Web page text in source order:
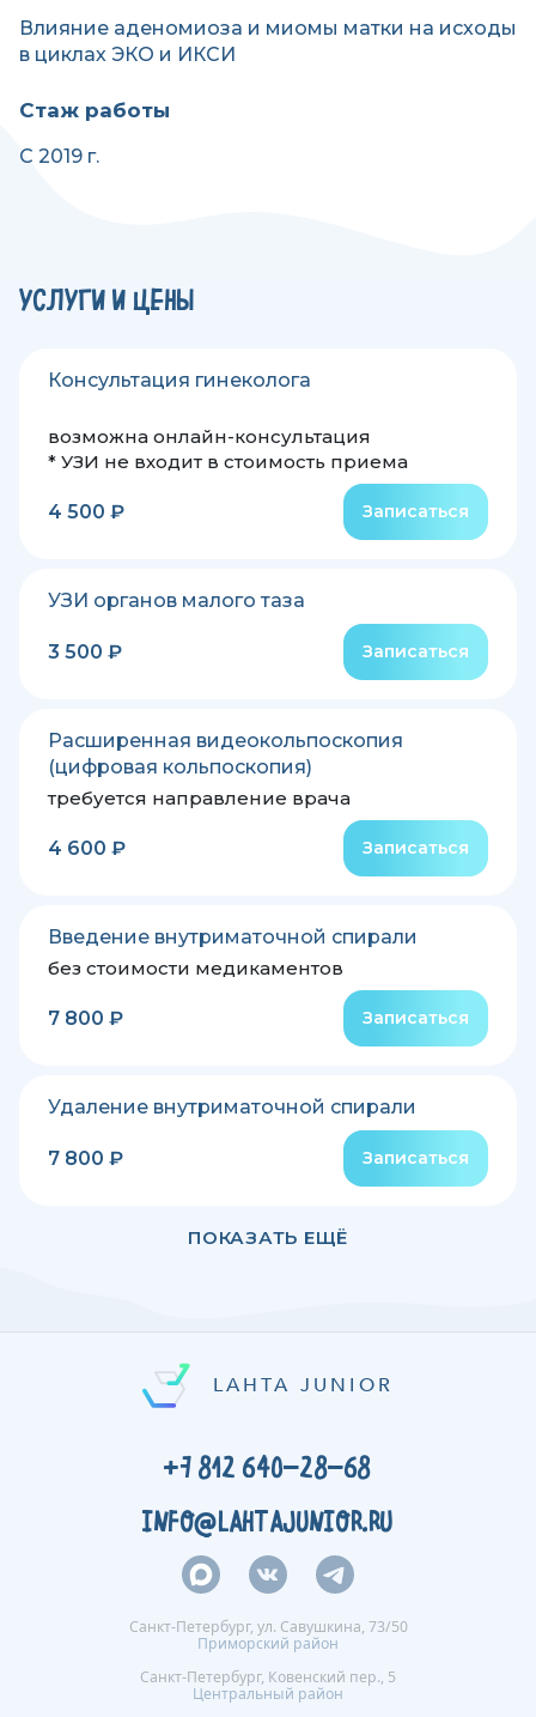
Влияние аденомиоза и миомы матки на исходы
в циклах ЭКО и ИКСИ
Стаж работы
С 2019 г.
УСЛУГИ И ЦЕНЫ
Консультация гинеколога
возможна онлайн-консультация
* УЗИ не входит в стоимость приема
4 500 ₽ Записаться
УЗИ органов малого таза
3 500 ₽ Записаться
Расширенная видеокольпоскопия
(цифровая кольпоскопия)
требуется направление врача
4 600 ₽ Записаться
Введение внутриматочной спирали
без стоимости медикаментов
7 800 ₽ Записаться
Удаление внутриматочной спирали
7 800 ₽ Записаться
ПОКАЗАТЬ ЕЩЁ
LAHTA JUNIOR
+7 812 640-28-68
INFO@LAHTAJUNIOR.RU
Санкт-Петербург, ул. Савушкина, 73/50
Приморский район
Санкт-Петербург, Ковенский пер., 5
Центральный район